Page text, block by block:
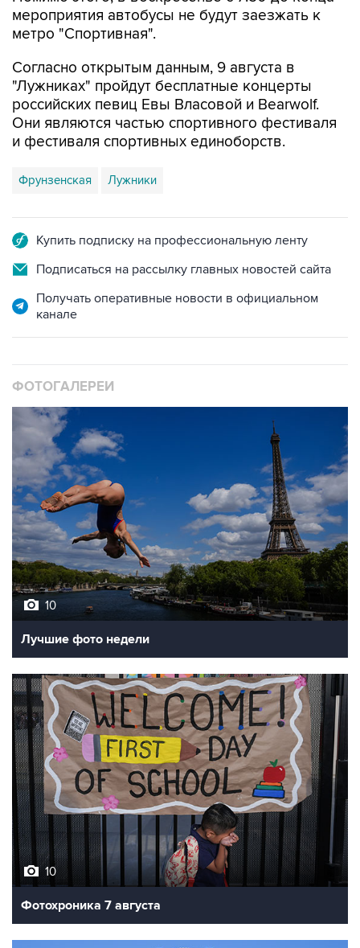
мероприятия автобусы не будут заезжать к
метро "Спортивная".
Согласно открытым данным, 9 августа в
"Лужниках" пройдут бесплатные концерты
российских певиц Евы Власовой и Bearwolf.
Они являются частью спортивного фестиваля
и фестиваля спортивных единоборств.
Фрунзенская Лужники
Купить подписку на профессиональную ленту
Подписаться на рассылку главных новостей сайта
Получать оперативные новости в официальном
канале
ФОТОГАЛЕРЕИ
10
Лучшие фото недели
10
Фотохроника 7 августа